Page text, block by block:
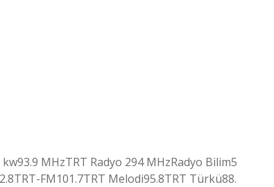
MHzTRT Radyo 294 MHzRadyo Bilim5
FM101.7TRT Melodi95.8TRT Türkü88.